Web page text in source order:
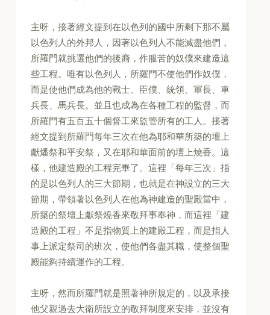
主呀，接著經文提到在以色列的國中所剩下那不屬
以色列人的外邦人，因著以色列人不能滅盡他們，
所羅門就挑選他們的後裔，作服苦的奴僕來建造這
些工程。唯有以色列人，所羅門不使他們作奴僕，
而是使他們成為他的戰士、臣僕、統領、軍長、車
兵長、馬兵長。並且也成為在各種工程的監督，而
所羅門有五百五十個督工來監管所有的工人。接著
經文提到所羅門每年三次在他為耶和華所築的壇上
獻燔祭和平安祭，又在耶和華面前的壇上燒香。這
樣，他建造殿的工程完畢了。這裡「每年三次」指
的是以色列人的三大節期，也就是在神設立的三大
節期，帶領著以色列人在他為神建造的聖殿當中，
所築的祭壇上獻祭燒香來敬拜事奉神，而這裡「建
造殿的工程」不是指物質上的建殿工程，而是指人
事上派定祭司的班次，使他們各盡其職，使整個聖
殿能夠持續運作的工程。
主呀，然而所羅門就是照著神所規定的，以及承接
他父親過去大衛所設立的敬拜制度來安排，並沒有